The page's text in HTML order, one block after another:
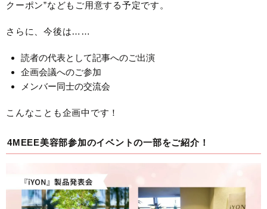
クーポン”などもご用意する予定です。
さらに、今後は……
読者の代表として記事へのご出演
企画会議へのご参加
メンバー同士の交流会
こんなことも企画中です！
4MEEE美容部参加のイベントの一部をご紹介！